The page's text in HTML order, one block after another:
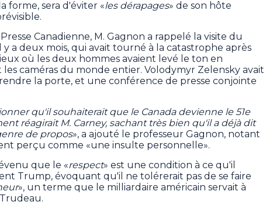
forme, sera d'éviter «les dérapages» de son hôte
Canadienne, M. Gagnon a rappelé la visite du
a deux mois, qui avait tourné à la catastrophe après
où les deux hommes avaient levé le ton en
caméras du monde entier. Volodymyr Zelensky avait
la porte, et une conférence de presse conjointe
qu'il souhaiterait que le Canada devienne le 51e
réagirait M. Carney, sachant très bien qu'il a déjà dit
de propos», a ajouté le professeur Gagnon, notant
perçu comme «une insulte personnelle».
que le «respect» est une condition à ce qu'il
Trump, évoquant qu'il ne tolérerait pas de se faire
», un terme que le milliardaire américain servait à